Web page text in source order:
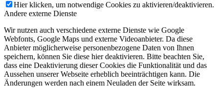
Hier klicken, um notwendige Cookies zu aktivieren/deaktivieren.
Andere externe Dienste
Wir nutzen auch verschiedene externe Dienste wie Google
Webfonts, Google Maps und externe Videoanbieter. Da diese
Anbieter möglicherweise personenbezogene Daten von Ihnen
speichern, können Sie diese hier deaktivieren. Bitte beachten Sie,
dass eine Deaktivierung dieser Cookies die Funktionalität und das
Aussehen unserer Webseite erheblich beeinträchtigen kann. Die
Änderungen werden nach einem Neuladen der Seite wirksam.